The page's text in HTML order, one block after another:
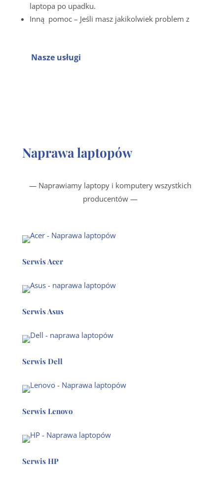
laptopa po upadku.
Inną pomoc – Jeśli masz jakikolwiek problem z
Nasze usługi
Naprawa laptopów
— Naprawiamy laptopy i komputery wszystkich
producentów —
Serwis Acer
Serwis Asus
Serwis Dell
Serwis Lenovo
Serwis HP